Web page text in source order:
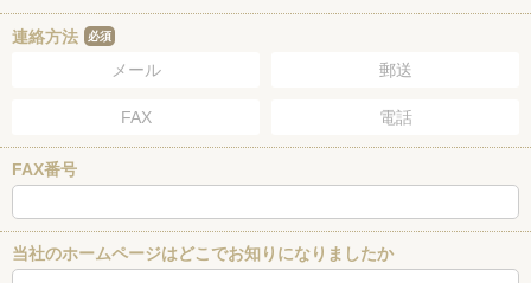
連絡方法 必須
メール 郵送
FAX 電話
FAX番号
当社のホームページはどこでお知りになりましたか